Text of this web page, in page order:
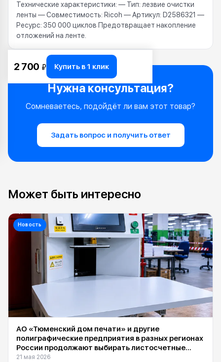
Технические характеристики: — Тип: лезвие очистки
ленты — Совместимость: Ricoh — Артикул: D2586321 —
Ресурс: 350 000 циклов Предотвращает накопление
отложений на ленте.
2 700 ₽ Купить в 1 клик
Нужна консультация?
Сомневаетесь, подойдёт ли вам этот товар?
Задать вопрос и получить ответ
Может быть интересно
Новость
АО «Тюменский дом печати» и другие
полиграфические предприятия в разных регионах
России продолжают выбирать листосчетные
машины Suba DS-1600F, поставляемые
21 мая 2026